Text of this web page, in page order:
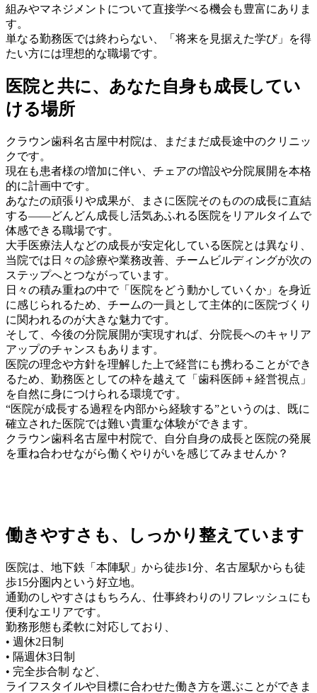
組みやマネジメントについて直接学べる機会も豊富にありま
す。
単なる勤務医では終わらない、「将来を見据えた学び」を得
たい方には理想的な職場です。
医院と共に、あなた自身も成長してい
ける場所
クラウン歯科名古屋中村院は、まだまだ成長途中のクリニッ
クです。
現在も患者様の増加に伴い、チェアの増設や分院展開を本格
的に計画中です。
あなたの頑張りや成果が、まさに医院そのものの成長に直結
する――どんどん成長し活気あふれる医院をリアルタイムで
体感できる職場です。
大手医療法人などの成長が安定化している医院とは異なり、
当院では日々の診療や業務改善、チームビルディングが次の
ステップへとつながっています。
日々の積み重ねの中で「医院をどう動かしていくか」を身近
に感じられるため、チームの一員として主体的に医院づくり
に関われるのが大きな魅力です。
そして、今後の分院展開が実現すれば、分院長へのキャリア
アップのチャンスもあります。
医院の理念や方針を理解した上で経営にも携わることができ
るため、勤務医としての枠を越えて「歯科医師＋経営視点」
を自然に身につけられる環境です。
“医院が成長する過程を内部から経験する”というのは、既に
確立された医院では難い貴重な体験ができます。
クラウン歯科名古屋中村院で、自分自身の成長と医院の発展
を重ね合わせながら働くやりがいを感じてみませんか？
働きやすさも、しっかり整えています
医院は、地下鉄「本陣駅」から徒歩1分、名古屋駅からも徒
歩15分圏内という好立地。
通勤のしやすさはもちろん、仕事終わりのリフレッシュにも
便利なエリアです。
勤務形態も柔軟に対応しており、
• 週休2日制
• 隔週休3日制
• 完全歩合制 など、
ライフスタイルや目標に合わせた働き方を選ぶことができま